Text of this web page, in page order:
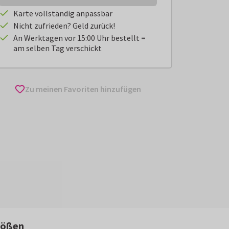
Karte vollständig anpassbar
Nicht zufrieden? Geld zurück!
An Werktagen vor 15:00 Uhr bestellt =
am selben Tag verschickt
Zu meinen Favoriten hinzufügen